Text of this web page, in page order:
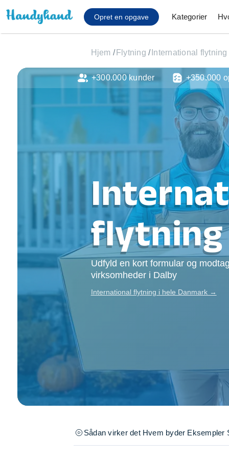
Opret en opgave Kategorier
Affaldsfjernelse
Afhentning af
Anlæg af terrasse
Cykel reparation
Flyttehjælp
Gulvlaminering
Hårde hvidevare
Hjælp til mobil, pc,
Installation af
Møbelsamling og
Ophængning af
Opsætning af
Tømrer
Tunge løft
Underholdning
Se alle...
Hjem / Flytning / International flytning
flytning
Udfyld en kort formular og
virksomheder i Dalby
International flytning i hele Danmark →
+300.000 kunder +350.000
Sådan virker det Hvem byder Eksempler